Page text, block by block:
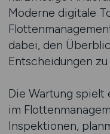
Moderne digitale
dabei, den
Entscheidungen
Die Wartung spielt
im
Inspektionen,